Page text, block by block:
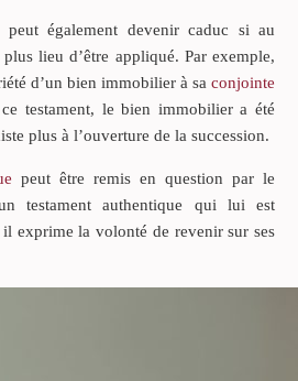
peut également devenir caduc si au
lieu d’être appliqué. Par exemple,
d’un bien immobilier à sa conjointe
testament, le bien immobilier a été
plus à l’ouverture de la succession.
peut être remis en question par le
testament authentique qui lui est
exprime la volonté de revenir sur ses